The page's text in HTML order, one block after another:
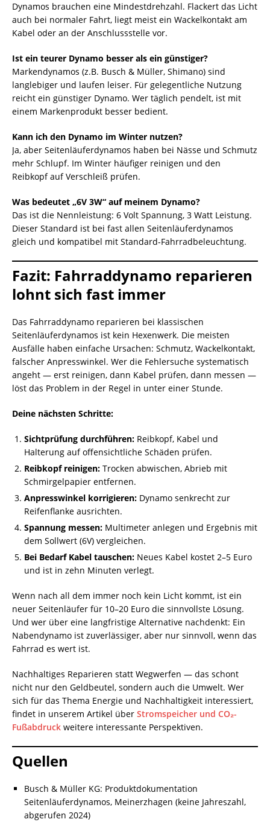
Dynamos brauchen eine Mindestdrehzahl. Flackert das Licht
auch bei normaler Fahrt, liegt meist ein Wackelkontakt am
Kabel oder an der Anschlussstelle vor.
Ist ein teurer Dynamo besser als ein günstiger?
Markendynamos (z.B. Busch & Müller, Shimano) sind
langlebiger und laufen leiser. Für gelegentliche Nutzung
reicht ein günstiger Dynamo. Wer täglich pendelt, ist mit
einem Markenprodukt besser bedient.
Kann ich den Dynamo im Winter nutzen?
Ja, aber Seitenläuferdynamos haben bei Nässe und Schmutz
mehr Schlupf. Im Winter häufiger reinigen und den
Reibkopf auf Verschleiß prüfen.
Was bedeutet „6V 3W“ auf meinem Dynamo?
Das ist die Nennleistung: 6 Volt Spannung, 3 Watt Leistung.
Dieser Standard ist bei fast allen Seitenläuferdynamos
gleich und kompatibel mit Standard-Fahrradbeleuchtung.
Fazit: Fahrraddynamo reparieren
lohnt sich fast immer
Das Fahrraddynamo reparieren bei klassischen
Seitenläuferdynamos ist kein Hexenwerk. Die meisten
Ausfälle haben einfache Ursachen: Schmutz, Wackelkontakt,
falscher Anpresswinkel. Wer die Fehlersuche systematisch
angeht — erst reinigen, dann Kabel prüfen, dann messen —
löst das Problem in der Regel in unter einer Stunde.
Deine nächsten Schritte:
Sichtprüfung durchführen: Reibkopf, Kabel und
Halterung auf offensichtliche Schäden prüfen.
Reibkopf reinigen: Trocken abwischen, Abrieb mit
Schmirgelpapier entfernen.
Anpresswinkel korrigieren: Dynamo senkrecht zur
Reifenflanke ausrichten.
Spannung messen: Multimeter anlegen und Ergebnis mit
dem Sollwert (6V) vergleichen.
Bei Bedarf Kabel tauschen: Neues Kabel kostet 2–5 Euro
und ist in zehn Minuten verlegt.
Wenn nach all dem immer noch kein Licht kommt, ist ein
neuer Seitenläufer für 10–20 Euro die sinnvollste Lösung.
Und wer über eine langfristige Alternative nachdenkt: Ein
Nabendynamo ist zuverlässiger, aber nur sinnvoll, wenn das
Fahrrad es wert ist.
Nachhaltiges Reparieren statt Wegwerfen — das schont
nicht nur den Geldbeutel, sondern auch die Umwelt. Wer
sich für das Thema Energie und Nachhaltigkeit interessiert,
findet in unserem Artikel über Stromspeicher und CO₂-
Fußabdruck weitere interessante Perspektiven.
Quellen
Busch & Müller KG: Produktdokumentation
Seitenläuferdynamos, Meinerzhagen (keine Jahreszahl,
abgerufen 2024)